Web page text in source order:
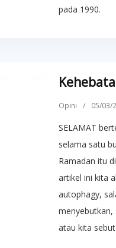
pada 1990.
Opini / 05/03/
SELAMAT
selama satu
Ramadan itu
artikel ini kita
autophagy,
menyebutkan,
atau kita